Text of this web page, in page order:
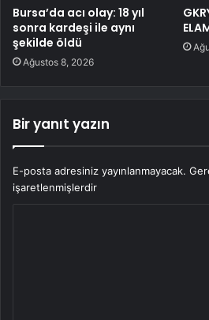
Bursa’da acı olay: 18 yıl
sonra kardeşi ile aynı
şekilde öldü
Ağustos 8, 2026
Bir yanıt yazın
E-posta adresiniz yayınlanmayacak.
işaretlenmişlerdir